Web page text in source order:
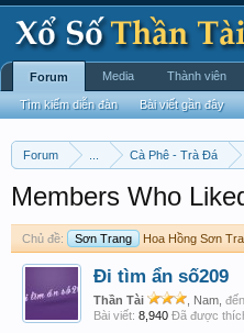
Forum Cà Phê - Trà Đá
Members Who
Chủ đề: Sơn Trang Hoa Hồng Sơn
Đi tìm ẩn số209
Thần Tài , Nam,
Bài viết: 8,940 Đã được
Forum
Tìm kiếm diễn đàn Bài viết gần đây
Media Thành viên